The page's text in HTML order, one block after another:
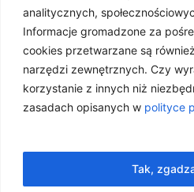
analitycznych,
Informacje gromadzone za
cookies przetwarzane są
narzędzi zewnętrznych. Czy
korzystanie z innych niż
zasadach opisanych w polityce
Tak,
olejków
12 grudnia, 2025